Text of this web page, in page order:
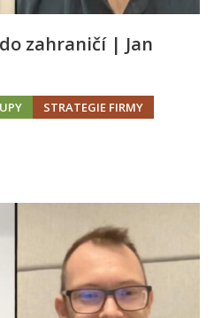
zahraničí | Jan
STRATEGIE FIRMY